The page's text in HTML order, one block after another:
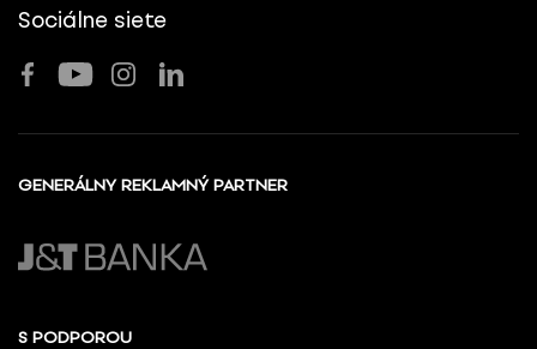
Sociálne siete
GENERÁLNY REKLAMNÝ PARTNER
S PODPOROU